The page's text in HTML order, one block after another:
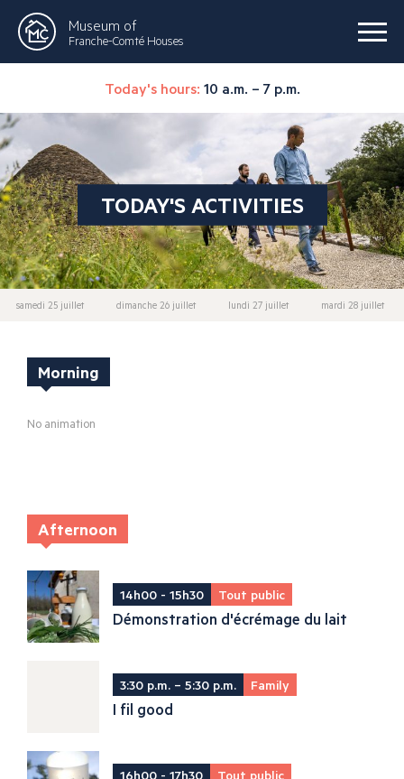
Museum of
Franche-Comté Houses
Today's hours: 10 a.m. – 7 p.m.
TODAY'S ACTIVITIES
samedi 25 juillet dimanche 26 juillet lundi 27 juillet mardi 28 juillet
Morning
No animation
Afternoon
14h00 - 15h30 Tout public
Démonstration d'écrémage du lait
3:30 p.m. – 5:30 p.m. Family
I fil good
16h00 - 17h30 Tout public